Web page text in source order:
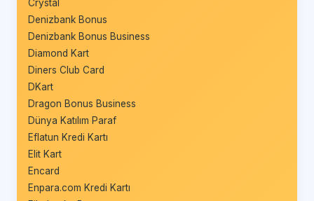
Crystal
Denizbank Bonus
Denizbank Bonus Business
Diamond Kart
Diners Club Card
DKart
Dragon Bonus Business
Dünya Katılım Paraf
Eflatun Kredi Kartı
Elit Kart
Encard
Enpara.com Kredi Kartı